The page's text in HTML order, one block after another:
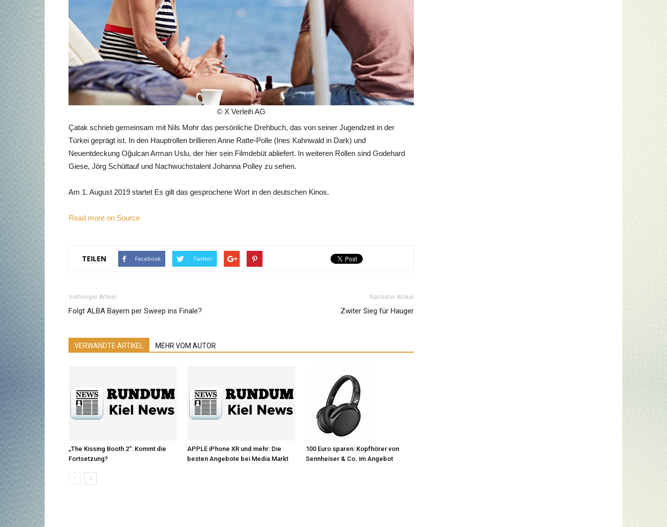
© X Verleih AG
Çatak schrieb gemeinsam mit Nils Mohr das persönliche Drehbuch, das von seiner Jugendzeit in der
Türkei geprägt ist. In den Hauptrollen brillieren Anne Ratte-Polle (Ines Kahnwald in Dark) und
Neuentdeckung Oğulcan Arman Uslu, der hier sein Filmdebüt abliefert. In weiteren Rollen sind Godehard
Giese, Jörg Schüttauf und Nachwuchstalent Johanna Polley zu sehen.
Am 1. August 2019 startet Es gilt das gesprochene Wort in den deutschen Kinos.
Read more on Source
TEILEN Facebook Twitter
Vorheriger Artikel
Folgt ALBA Bayern per Sweep ins Finale?
Nächster Artikel
Zwiter Sieg für Hauger
VERWANDTE ARTIKEL MEHR VOM AUTOR
„The Kissing Booth 2“: Kommt die
Fortsetzung?
APPLE iPhone XR und mehr: Die
besten Angebote bei Media Markt
100 Euro sparen: Kopfhörer von
Sennheiser & Co. im Angebot